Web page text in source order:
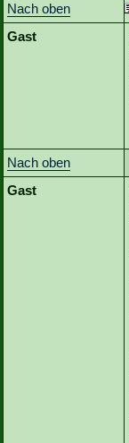
Nach oben
Gast
Nach oben
Gast